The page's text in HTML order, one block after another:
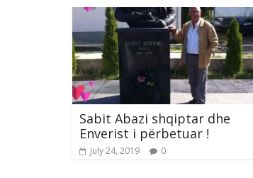
Sabit Abazi shqiptar dhe
Enverist i përbetuar !
July 24, 2019 0